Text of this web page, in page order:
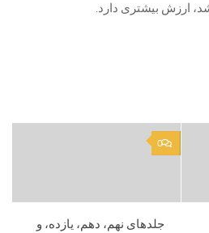
ارزش بیشتری دارد.
0
جلدهای نهم، دهم، یازده، و